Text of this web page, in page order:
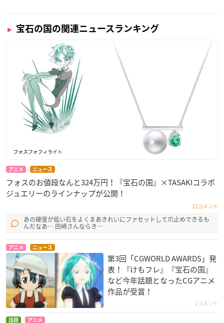
宝石の国の関連ニュースランキング
アニメ ニュース
フォスのお値段なんと324万円！『宝石の国』×TASAKIコラボ
ジュエリーのラインナップが公開！
21コメント
あの硬度が低い石をよくまあきれいにファセットして爪止めできるも
んだなあ… 田崎さんならき…
アニメ ニュース
第3回「CGWORLD AWARDS」発
表！『けもフレ』『宝石の国』
など今年話題となったCGアニメ
作品が受賞！
2コメント
話題 アニメ